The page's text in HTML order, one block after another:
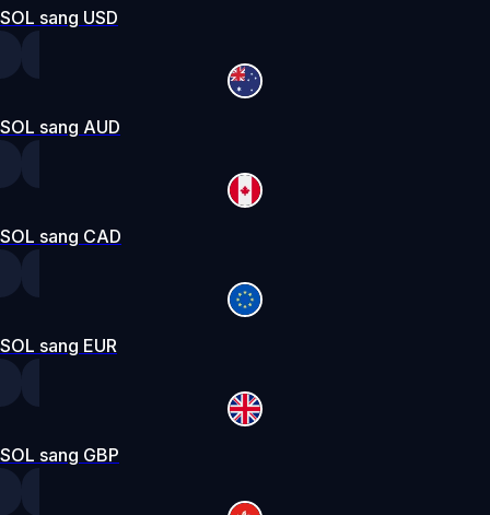
SOL sang USD
SOL sang AUD
SOL sang CAD
SOL sang EUR
SOL sang GBP